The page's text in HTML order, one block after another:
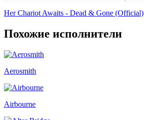
Her Chariot Awaits - Dead & Gone (Official)
Похожие исполнители
Aerosmith
Airbourne